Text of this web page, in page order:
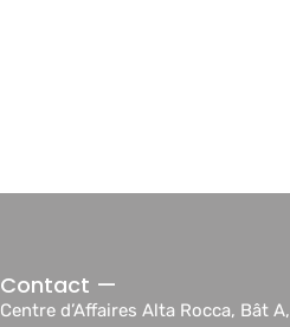
Contact —
Centre d’Affaires Alta Rocca, Bât A,